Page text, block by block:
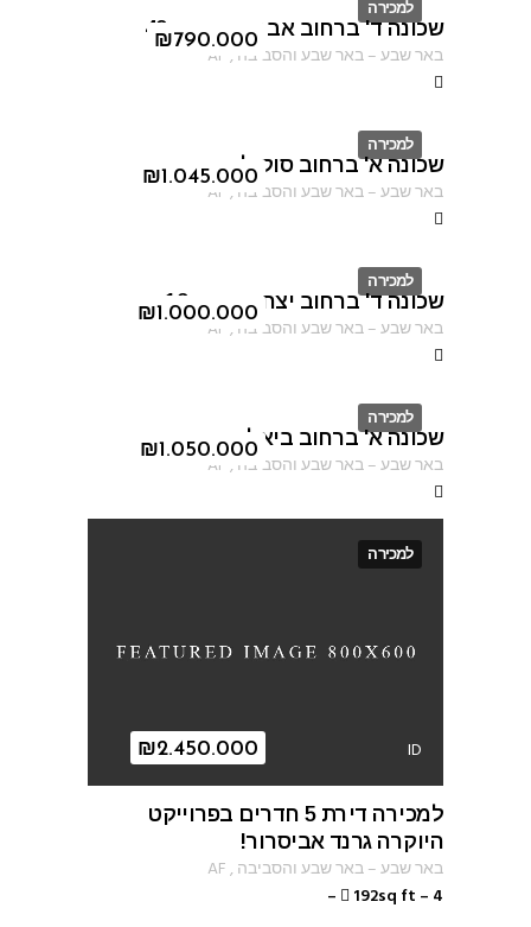
למכירה
ID
₪790.000
שכונה ד' ברחוב אברהם אבינו 49
באר שבע–באר שבע והסביבה ,
AF
למכירה
ID
₪1.045.000
שכונה א' ברחוב סוקולוב
באר שבע–באר שבע והסביבה ,
AF
למכירה
ID
₪1.000.000
שכונה ד' ברחוב יצחק אבינו 13
באר שבע–באר שבע והסביבה ,
AF
למכירה
ID
₪1.050.000
שכונה א' ברחוב ביאליק
באר שבע–באר שבע והסביבה ,
AF
למכירה
ID
₪2.450.000
למכירה דירת 5 חדרים בפרוייקט
היוקרה גרנד אביסרור!
באר שבע–באר שבע והסביבה ,
AF
192sq ft – 4
–